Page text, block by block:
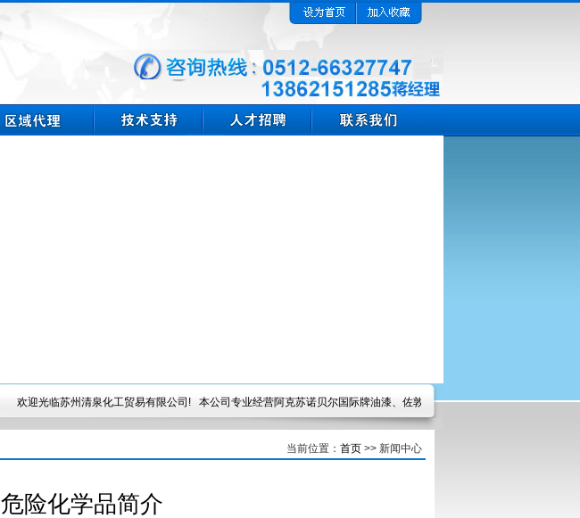
欢迎光临苏州清泉化工贸易有限公司! 本公司专业经营阿克苏诺贝尔国际牌油漆、佐敦油漆、海虹老人油漆等国际知名品牌
当前位置： 首页 >> 新闻中心
危险化学品简介